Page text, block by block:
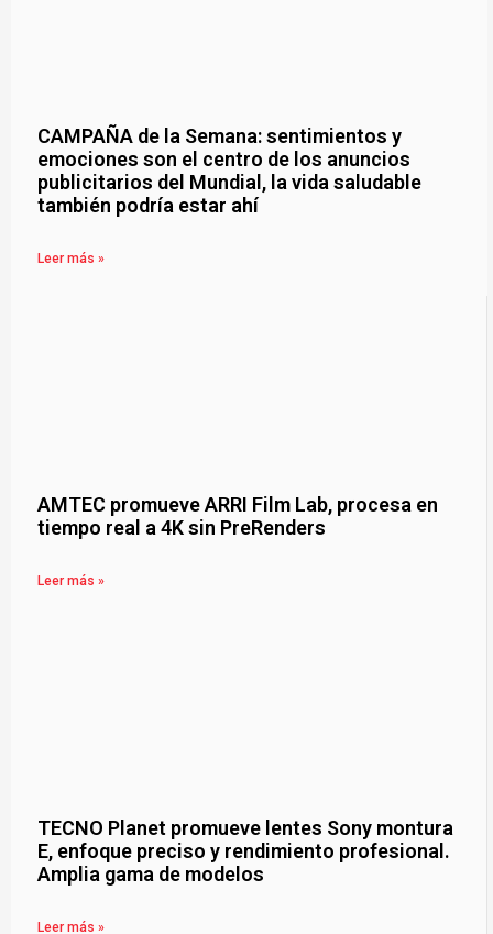
CAMPAÑA de la Semana: sentimientos y
emociones son el centro de los anuncios
publicitarios del Mundial, la vida saludable
también podría estar ahí
Leer más »
AMTEC promueve ARRI Film Lab, procesa en
tiempo real a 4K sin PreRenders
Leer más »
TECNO Planet promueve lentes Sony montura
E, enfoque preciso y rendimiento profesional.
Amplia gama de modelos
Leer más »